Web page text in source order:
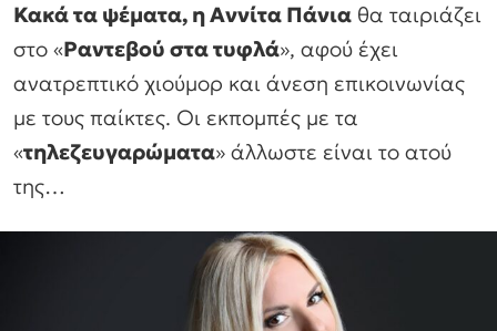
Κακά τα ψέματα, η Αννίτα Πάνια θα ταιριάζει
στο «Ραντεβού στα τυφλά», αφού έχει
ανατρεπτικό χιούμορ και άνεση επικοινωνίας
με τους παίκτες. Οι εκπομπές με τα
«τηλεζευγαρώματα» άλλωστε είναι το ατού
της…